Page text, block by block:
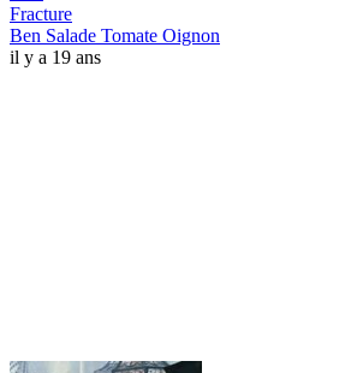
Fracture
Ben Salade Tomate Oignon
il y a 19 ans